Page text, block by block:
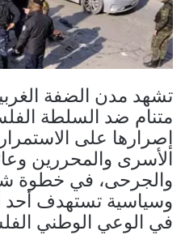
تشهد مدن الضفة
متنام ضد السلطة
إصرارها على
الأسرى والمحررين
والجرحى، في خطوة
وسياسية تستهدف أحد
في الوعي الوطني